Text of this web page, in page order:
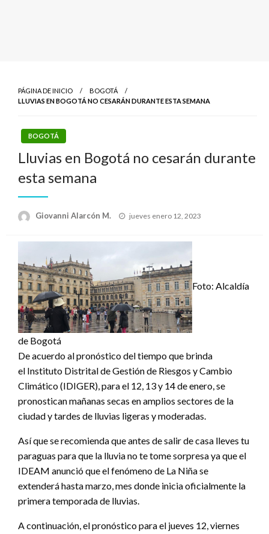
PÁGINA DE INICIO
BOGOTÁ
LLUVIAS EN BOGOTÁ NO CESARÁN DURANTE ESTA SEMANA
BOGOTÁ
Lluvias en Bogotá no cesarán durante
esta semana
Giovanni Alarcón M.
Publicado
jueves enero 12, 2023
Foto: Alcaldía
de Bogotá
De acuerdo al pronóstico del tiempo que brinda
el Instituto Distrital de Gestión de Riesgos y Cambio
Climático (IDIGER), para el 12, 13 y 14 de enero, se
pronostican mañanas secas en amplios sectores de la
ciudad y tardes de lluvias ligeras y moderadas.
Así que se recomienda que antes de salir de casa lleves tu
paraguas para que la lluvia no te tome sorpresa ya que el
IDEAM anunció que elfenómeno de La Niña se
extenderá hasta marzo, mes donde inicia oficialmente la
primera temporada de lluvias.
A continuación, el pronóstico para el jueves 12, viernes